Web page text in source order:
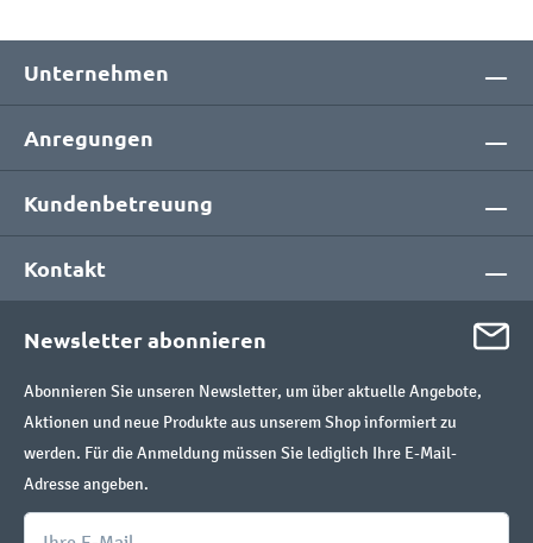
Unternehmen
Anregungen
Kundenbetreuung
Kontakt
Newsletter abonnieren
Abonnieren Sie unseren Newsletter, um über aktuelle Angebote,
Aktionen und neue Produkte aus unserem Shop informiert zu
werden. Für die Anmeldung müssen Sie lediglich Ihre E-Mail-
Adresse angeben.